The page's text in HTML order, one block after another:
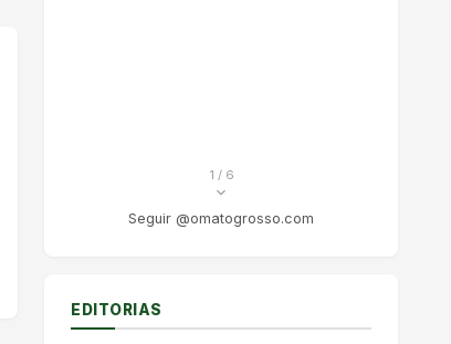
1 / 6
Seguir @omatogrosso.com
EDITORIAS